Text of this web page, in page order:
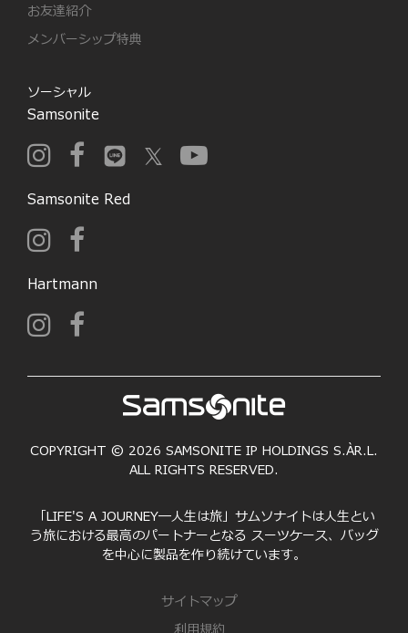
お友達紹介
メンバーシップ特典
ソーシャル
Samsonite
Samsonite Red
Hartmann
COPYRIGHT © 2026 SAMSONITE IP HOLDINGS S.ÀR.L.
ALL RIGHTS RESERVED.
「LIFE'S A JOURNEY―人生は旅」サムソナイトは人生とい
う旅における最高のパートナーとなる スーツケース、バッグ
を中心に製品を作り続けています。
サイトマップ